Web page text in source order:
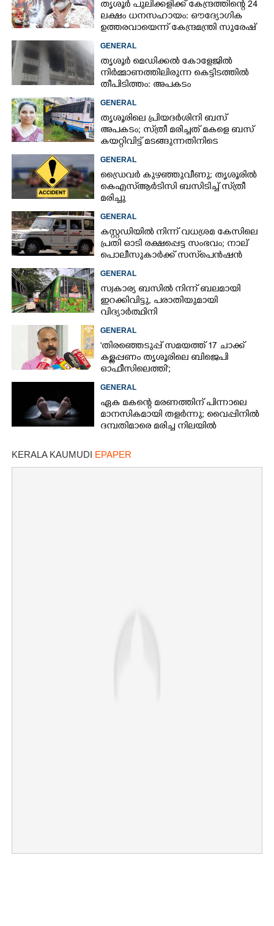
തൃശൂർ പുലിക്കളിക്ക് കേന്ദ്രത്തിന്റെ 24
ലക്ഷം ധനസഹായം: ഔദ്യോഗിക
ഉത്തരവായെന്ന് കേന്ദ്രമന്ത്രി സുരേഷ്
GENERAL
തൃശൂർ മെഡിക്കൽ കോളേജിൽ
നിർമ്മാണത്തിലിരുന്ന കെട്ടിടത്തിൽ
തീപിടിത്തം: അപകടം
GENERAL
തൃശൂരിലെ പ്രിയദർശിനി ബസ്
അപകടം; സ്‌ത്രീ മരിച്ചത് മകളെ ബസ്
കയറ്റിവിട്ട് മടങ്ങുന്നതിനിടെ
GENERAL
ഡ്രൈവർ കുഴഞ്ഞുവീണു; തൃശൂരിൽ
കെഎസ്‌ആർടിസി ബസിടിച്ച് സ്‌ത്രീ
മരിച്ചു
GENERAL
കസ്റ്റഡിയിൽ നിന്ന് വധശ്രമ കേസിലെ
പ്രതി ഓടി രക്ഷപ്പെട്ട സംഭവം; നാല്
പൊലീസുകാർക്ക് സസ്‌പെൻഷൻ
GENERAL
സ്വകാര്യ ബസിൽ നിന്ന് ബലമായി
ഇറക്കിവിട്ടു, പരാതിയുമായി
വിദ്യാർത്ഥിനി
GENERAL
'തിരഞ്ഞെടുപ്പ് സമയത്ത് 17 ചാക്ക്
കള്ളപ്പണം തൃശൂരിലെ ബിജെപി
ഓഫീസിലെത്തി';
സെക്രട്ടറി
GENERAL
ഏക മകന്റെ മരണത്തിന് പിന്നാലെ
മാനസികമായി തളർന്നു; വൈപ്പിനിൽ
ദമ്പതിമാരെ മരിച്ച നിലയിൽ
KERALA KAUMUDI EPAPER